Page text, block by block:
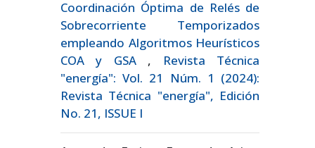
Coordinación Óptima de Relés de
Sobrecorriente Temporizados
empleando Algoritmos Heurísticos
COA y GSA ,
Revista Técnica
"energía": Vol. 21 Núm. 1 (2024):
Revista Técnica "energía", Edición
No. 21, ISSUE I